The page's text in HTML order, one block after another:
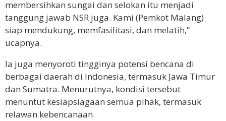
membersihkan sungai dan selokan itu menjadi
tanggung jawab NSR juga. Kami (Pemkot Malang)
siap mendukung, memfasilitasi, dan melatih,”
ucapnya.
Ia juga menyoroti tingginya potensi bencana di
berbagai daerah di Indonesia, termasuk Jawa Timur
dan Sumatra. Menurutnya, kondisi tersebut
menuntut kesiapsiagaan semua pihak, termasuk
relawan kebencanaan.